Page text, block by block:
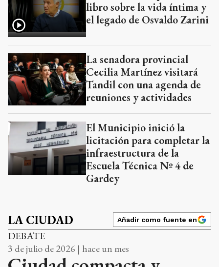
libro sobre la vida íntima y
el legado de Osvaldo Zarini
La senadora provincial
Cecilia Martínez visitará
Tandil con una agenda de
reuniones y actividades
El Municipio inició la
licitación para completar la
infraestructura de la
Escuela Técnica Nº 4 de
Gardey
LA CIUDAD Añadir como fuente en
DEBATE
3 de julio de 2026 | hace un mes